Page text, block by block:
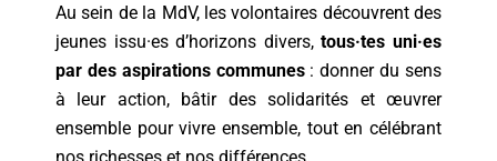
Au sein de la MdV, les volontaires découvrent des
jeunes issu·es d’horizons divers,tous·tes uni·es
par des aspirations communes: donner du sens
à leur action, bâtir des solidarités et œuvrer
ensemble pour vivre ensemble, tout en célébrant